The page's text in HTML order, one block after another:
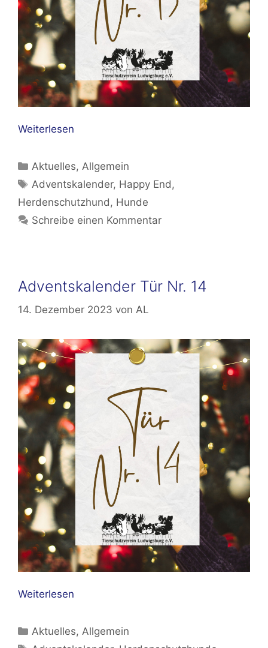
Weiterlesen
Kategorien
Aktuelles,Allgemein
Schlagwörter
Adventskalender, Happy End,
Herdenschutzhund, Hunde
Schreibe einen Kommentar
Adventskalender Tür Nr. 14
14. Dezember 2023 von AL
Weiterlesen
Kategorien
Aktuelles,Allgemein